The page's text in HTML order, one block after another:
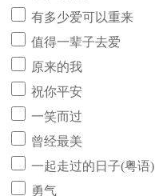
有多少爱可以重来
值得一辈子去爱
原来的我
祝你平安
一笑而过
曾经最美
一起走过的日子(粤语)
勇气